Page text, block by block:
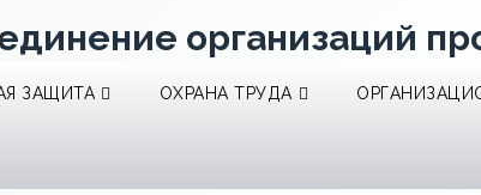
организаций
ЗАЩИТА ОХРАНА ТРУДА